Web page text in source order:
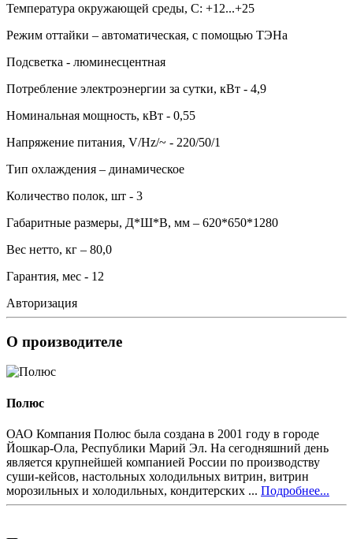
Температура окружающей среды, С: +12...+25
Режим оттайки – автоматическая, c помощью ТЭНа
Подсветка - люминесцентная
Потребление электроэнергии за сутки, кВт - 4,9
Номинальная мощность, кВт - 0,55
Напряжение питания, V/Hz/~ - 220/50/1
Тип охлаждения – динамическое
Количество полок, шт - 3
Габаритные размеры, Д*Ш*В, мм – 620*650*1280
Вес нетто, кг – 80,0
Гарантия, мес - 12
Авторизация
О производителе
Полюс
ОАО Компания Полюс была создана в 2001 году в городе
Йошкар-Ола, Республики Марий Эл. На сегодняшний день
является крупнейшей компанией России по производству
суши-кейсов, настольных холодильных витрин, витрин
морозильных и холодильных, кондитерских ... Подробнее...